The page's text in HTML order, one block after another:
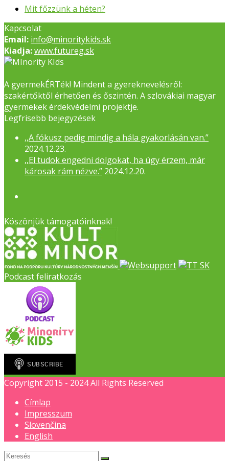
next
Mit főzzünk a héten?
Kapcsolat
Email: info@minoritykids.sk
Kiadja:www.futureg.sk
A gyermekÉRTék! Mindent a gyereknevelésről:
szakértőktől érhetően és őszintén. A szlovákiai magyar
gyermekek érdekvédelmi projektje.
Legfrisebb bejegyzések
,,A fókusz pedig mindig a hála gyakorlásán van.”
2024.12.23.
,,El tudok engedni dolgokat, ha úgy érzem, már
károsak rám nézve.” 2024.12.20.
Köszönjük támogatóinknak!
Podcast feliratkozás
Copyright 2015 - 2024 All Rights Reserved
Címlap
Impresszum
Slovenčina
English